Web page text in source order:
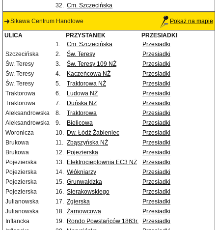
32. Cm. Szczecińska
Sikawa Centrum Handlowe Pokaż na mapie
ULICA PRZYSTANEK
PRZESIADKI
1.
Cm. Szczecińska
Przesiadki
Szczecińska
2. Św. Teresy
Przesiadki
Św. Teresy
3. Św. Teresy 109 NŻ
Przesiadki
Św. Teresy
4. Kaczeńcowa NŻ
Przesiadki
Św. Teresy
5. Traktorowa NŻ
Przesiadki
Traktorowa
6. Ludowa NŻ
Przesiadki
Traktorowa
7. Duńska NŻ
Przesiadki
Aleksandrowska
8. Traktorowa
Przesiadki
Aleksandrowska
9. Bielicowa
Przesiadki
Woronicza
10. Dw. Łódź Żabieniec
Przesiadki
Brukowa
11. Zbąszyńska NŻ
Przesiadki
Brukowa
12. Pojezierska
Przesiadki
Pojezierska
13. Elektrociepłownia EC3 NŻ
Przesiadki
Pojezierska
14. Włókniarzy
Przesiadki
Pojezierska
15. Grunwaldzka
Przesiadki
Pojezierska
16. Sierakowskiego
Przesiadki
Julianowska
17. Zgierska
Przesiadki
Julianowska
18. Żarnowcowa
Przesiadki
Inflancka
19. Rondo Powstańców 1863r.
Przesiadki